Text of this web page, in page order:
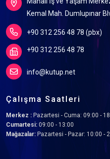
Kemal Mah. Dumlupınar
+90 312 256 48 78 (pbx)
+90 312 256 48 78
info@kutup.net
Çalışma Saatleri
Merkez : Pazartesi - Cuma: 09:00 -
Cumartesi: 09:00 - 13:00
Mağazalar: Pazartesi - Pazar: 10:00 -